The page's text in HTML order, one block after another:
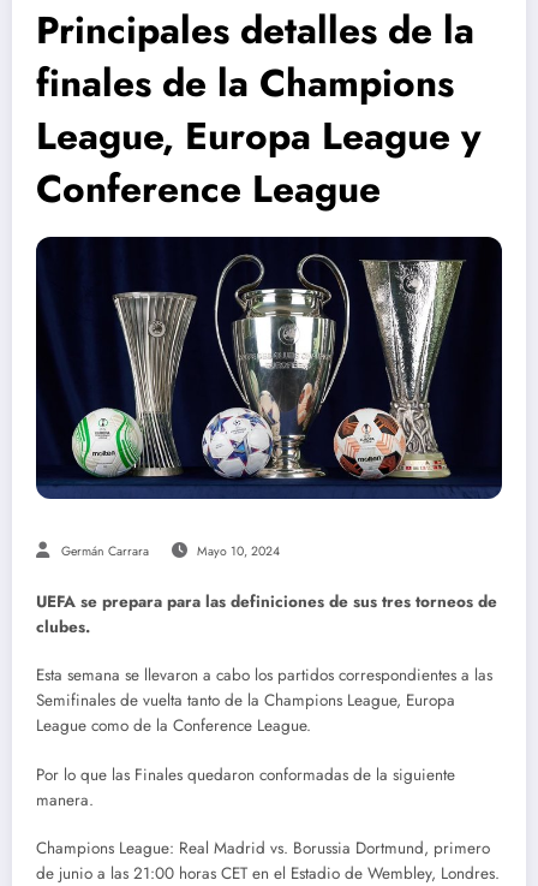
Principales detalles de la
finales de la Champions
League, Europa League y
Conference League
Germán Carrara Mayo 10, 2024
UEFA se prepara para las definiciones de sus tres torneos de
clubes.
Esta semana se llevaron a cabo los partidos correspondientes a las
Semifinales de vuelta tanto de la Champions League, Europa
League como de la Conference League.
Por lo que las Finales quedaron conformadas de la siguiente
manera.
Champions League: Real Madrid vs. Borussia Dortmund, primero
de junio a las 21:00 horas CET en el Estadio de Wembley, Londres.